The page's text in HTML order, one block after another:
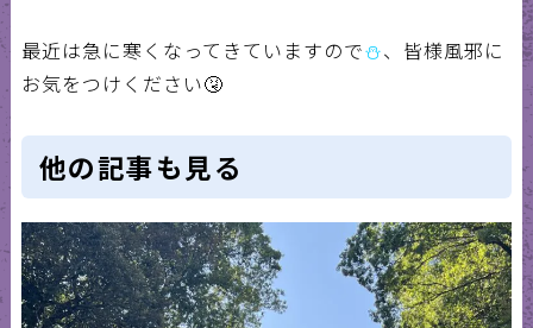
最近は急に寒くなってきていますので⛄、皆様風邪に
お気をつけください🤧
他の記事も見る